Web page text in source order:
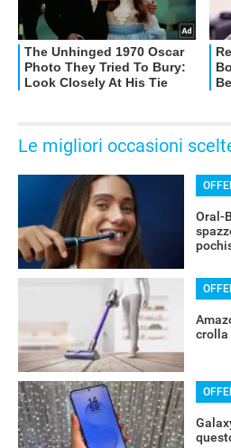
Le migliori occasioni
Oral-
crolla